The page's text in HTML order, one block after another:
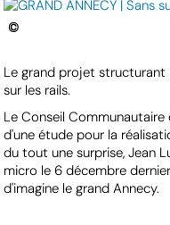
©
Le grand projet structurant
sur les rails.
Le Conseil
d'une étude pour la
du tout une surprise, Jean
micro le 6 décembre
d'imagine le grand Annecy.